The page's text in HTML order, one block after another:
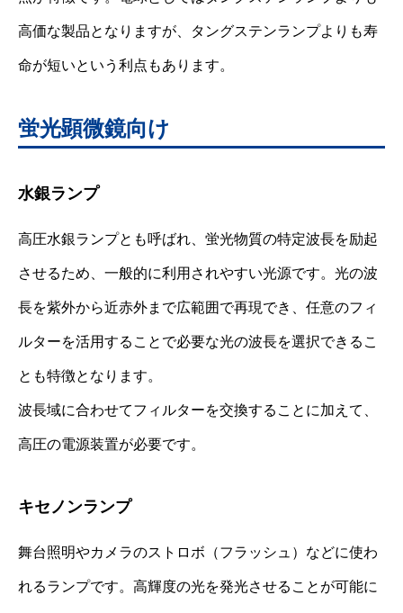
高価な製品となりますが、タングステンランプよりも寿
命が短いという利点もあります。
蛍光顕微鏡向け
水銀ランプ
高圧水銀ランプとも呼ばれ、蛍光物質の特定波長を励起
させるため、一般的に利用されやすい光源です。光の波
長を紫外から近赤外まで広範囲で再現でき、任意のフィ
ルターを活用することで必要な光の波長を選択できるこ
とも特徴となります。
波長域に合わせてフィルターを交換することに加えて、
高圧の電源装置が必要です。
キセノンランプ
舞台照明やカメラのストロボ（フラッシュ）などに使わ
れるランプです。高輝度の光を発光させることが可能に